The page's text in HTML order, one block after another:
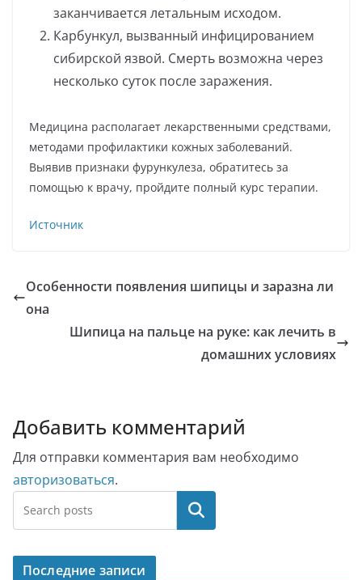
заканчивается летальным исходом.
Карбункул, вызванный инфицированием
сибирской язвой. Смерть возможна через
несколько суток после заражения.
Медицина располагает лекарственными средствами,
методами профилактики кожных заболеваний.
Выявив признаки фурункулеза, обратитесь за
помощью к врачу, пройдите полный курс терапии.
Источник
Особенности появления шипицы и заразна ли
она
Шипица на пальце на руке: как лечить в
домашних условиях
Добавить комментарий
Для отправки комментария вам необходимо
авторизоваться.
Поиск
Последние записи